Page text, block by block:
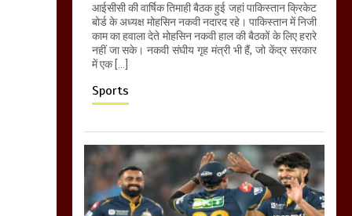
आईसीसी की वार्षिक तिमाही बैठक हुई जहां पाकिस्तान क्रिकेट
बोर्ड के अध्यक्ष मोहसिन नकवी नदारद रहे। पाकिस्तान में निजी
काम का हवाला देते मोहसिन नकवी हाल की बैठकों के लिए हरारे
नहीं जा सके। नकवी संघीय गृह मंत्री भी हैं, जो केंद्र सरकार
में एक […]
Sports